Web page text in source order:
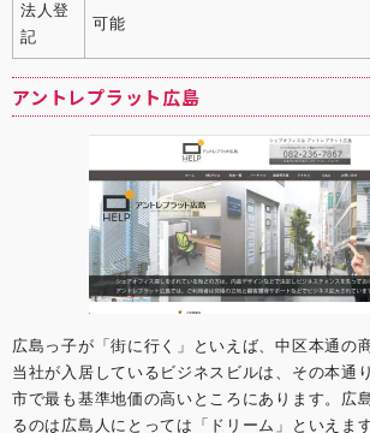
法人登
記
可能
アントレプラット広島
広島っ子が「街に行く」といえば、中区本通の
当社が入居しているビジネスビルは、その本通
市で最も基準地価の高いところにあります。広
るのは広島人にとっては「ドリーム」といえま